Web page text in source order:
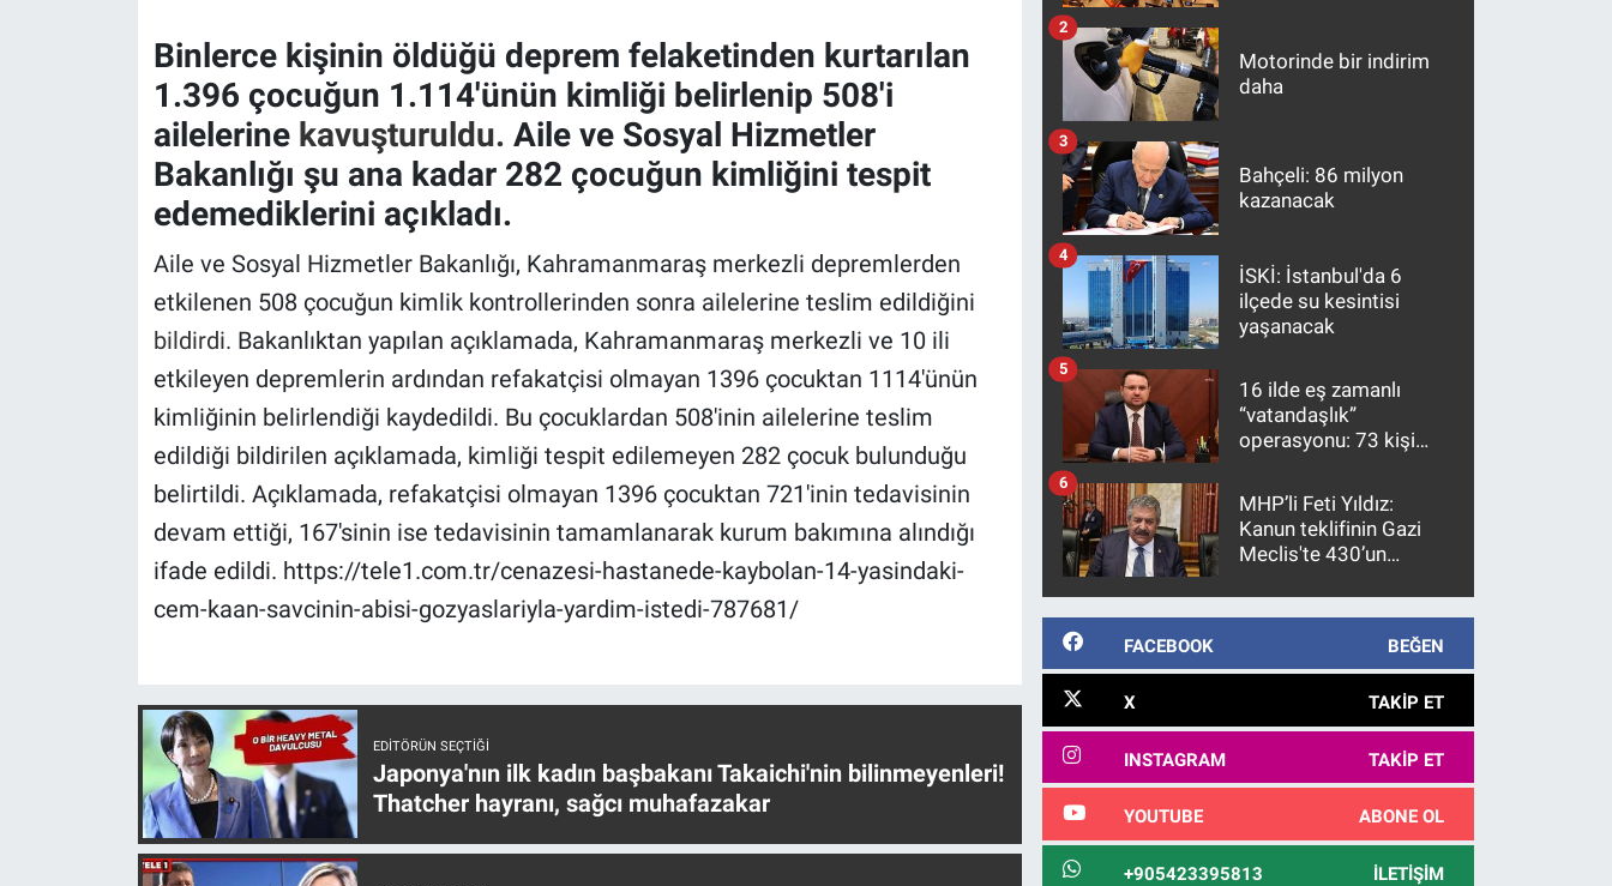
Binlerce kişinin öldüğü deprem felaketinden kurtarılan
1.396 çocuğun 1.114'ünün kimliği belirlenip 508'i
ailelerine kavuşturuldu. Aile ve Sosyal Hizmetler
Bakanlığı şu ana kadar 282 çocuğun kimliğini tespit
edemediklerini açıkladı.
Aile ve Sosyal Hizmetler Bakanlığı, Kahramanmaraş merkezli depremlerden
etkilenen 508 çocuğun kimlik kontrollerinden sonra ailelerine teslim edildiğini
bildirdi. Bakanlıktan yapılan açıklamada, Kahramanmaraş merkezli ve 10 ili
etkileyen depremlerin ardından refakatçisi olmayan 1396 çocuktan 1114'ünün
kimliğinin belirlendiği kaydedildi. Bu çocuklardan 508'inin ailelerine teslim
edildiği bildirilen açıklamada, kimliği tespit edilemeyen 282 çocuk bulunduğu
belirtildi. Açıklamada, refakatçisi olmayan 1396 çocuktan 721'inin tedavisinin
devam ettiği, 167'sinin ise tedavisinin tamamlanarak kurum bakımına alındığı
ifade edildi. https://tele1.com.tr/cenazesi-hastanede-kaybolan-14-yasindaki-
cem-kaan-savcinin-abisi-gozyaslariyla-yardim-istedi-787681/
EDITÖRÜN SEÇTIĞI
Japonya'nın ilk kadın başbakanı Takaichi'nin bilinmeyenleri!
Thatcher hayranı, sağcı muhafazakar
Motorinde bir indirim
daha
2
Bahçeli: 86 milyon
kazanacak
3
İSKİ: İstanbul'da 6
ilçede su kesintisi
yaşanacak
4
16 ilde eş zamanlı
“vatandaşlık”
operasyonu: 73 kişi
5
MHP’li Feti Yıldız:
Kanun teklifinin Gazi
Meclis'te 430’un
kanunlaşacağı
6
FACEBOOK BEĞEN
X TAKIP ET
INSTAGRAM TAKIP ET
YOUTUBE ABONE OL
+905423395813 İLETIŞIM
Gündem Özel
Günün görüntüsü
Kültür Sanat
Ne demişti
Teknoloji